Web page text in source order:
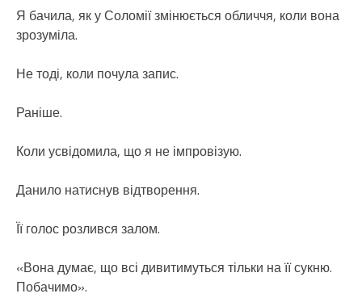
Я бачила, як у Соломії змінюється обличчя, коли вона
зрозуміла.
Не тоді, коли почула запис.
Раніше.
Коли усвідомила, що я не імпровізую.
Данило натиснув відтворення.
Її голос розлився залом.
«Вона думає, що всі дивитимуться тільки на її сукню.
Побачимо».